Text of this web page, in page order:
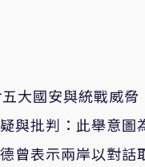
大國安與統戰威
與批判：此舉意
曾表示兩岸以對